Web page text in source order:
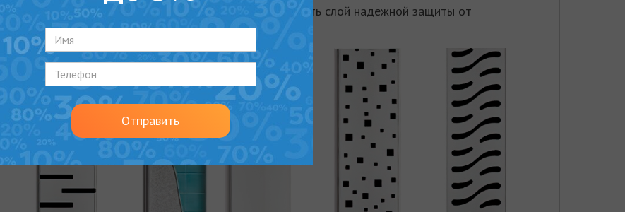
и гидроизоляционная лента позволяют сделать слой надежной защиты от
Отправить